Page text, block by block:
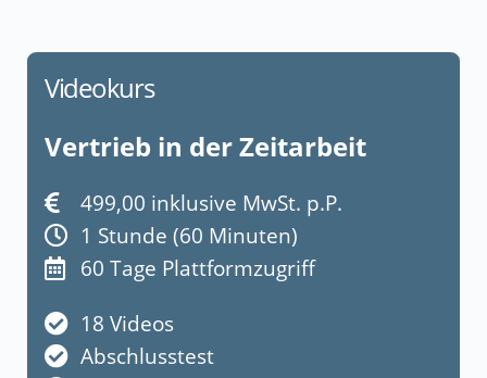
Videokurs
Vertrieb in der Zeitarbeit
499,00 inklusive MwSt. p.P.
1 Stunde (60 Minuten)
60 Tage Plattformzugriff
18 Videos
Abschlusstest